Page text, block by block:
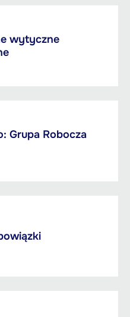
wytyczne
Grupa Robocza